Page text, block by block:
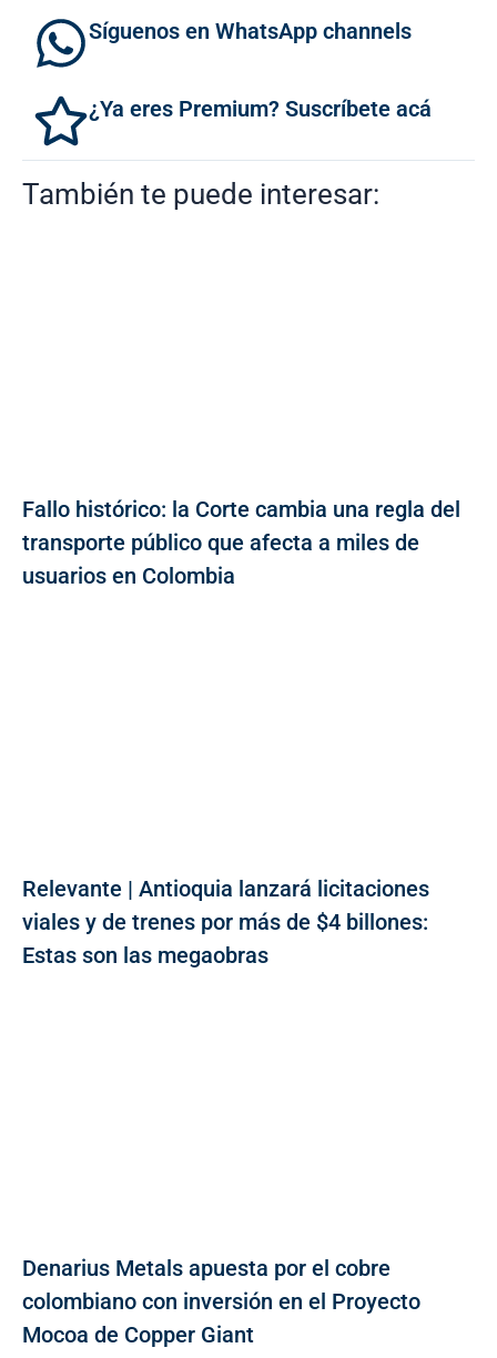
Síguenos en WhatsApp channels
¿Ya eres Premium? Suscríbete acá
También te puede interesar:
Fallo histórico: la Corte cambia una regla del
transporte público que afecta a miles de
usuarios en Colombia
Relevante | Antioquia lanzará licitaciones
viales y de trenes por más de $4 billones:
Estas son las megaobras
Denarius Metals apuesta por el cobre
colombiano con inversión en el Proyecto
Mocoa de Copper Giant